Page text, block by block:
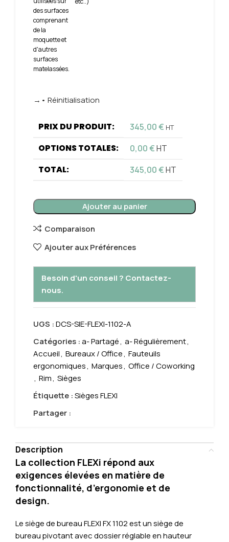
des surfaces
comprenant
de la
moquette et
d'autres
surfaces
matelassées.
→• Réinitialisation
PRIX DU PRODUIT: 345,00€ HT
OPTIONS TOTALES: 0,00€HT
TOTAL: 345,00€HT
Ajouter au panier
Comparaison
Ajouter aux Préférences
Besoin d'un conseil ? Contactez-
nous.
UGS :DCS-SIE-FLEXI-1102-A
Catégories :a- Partagé, a- Régulièrement,
Accueil, Bureaux / Office, Fauteuils
ergonomiques, Marques, Office / Coworking
, Rim, Sièges
Étiquette :Sièges FLEXI
Partager :
Description
La collection FLEXi répond aux
exigences élevées en matière de
fonctionnalité, d’ergonomie et de
design.
Le siège de bureau FLEXI FX 1102 est un siège de
bureau pivotant avec dossier réglable en hauteur